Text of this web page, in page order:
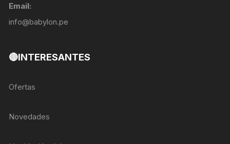
Email:
info@babylon.pe
🔴INTERESANTES
Ofertas
Novedades